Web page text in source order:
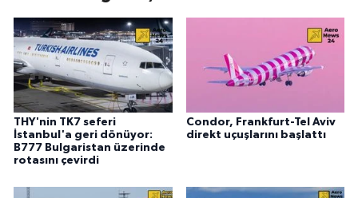
THY'nin TK7 seferi
İstanbul'a geri dönüyor:
B777 Bulgaristan üzerinde
rotasını çevirdi
Condor, Frankfurt-Tel Aviv
direkt uçuşlarını başlattı